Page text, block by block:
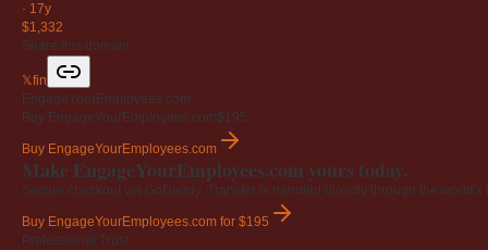
· 17y
$1,332
Share this domain
𝕏fin
EngageYourEmployees.com
Buy EngageYourEmployees.com$195
Buy EngageYourEmployees.com
Make EngageYourEmployees.com yours today.
Secure checkout via GoDaddy. Transfer is handled directly through the world's
Buy EngageYourEmployees.com for $195
Professional Trust